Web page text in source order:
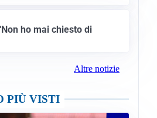
ho mai chiesto di
Altre notizie
PIÙ VISTI